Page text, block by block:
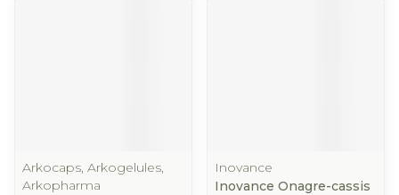
Arkocaps, Arkogelules,
Arkopharma
Inovance
Inovance Onagre-cassis